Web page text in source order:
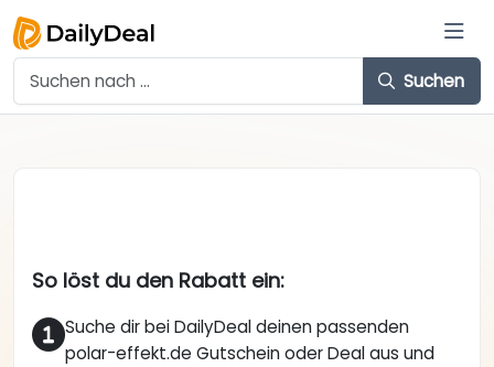
Suchen
So löst du den Rabatt ein:
Suche dir bei DailyDeal deinen passenden
polar-effekt.de Gutschein oder Deal aus und